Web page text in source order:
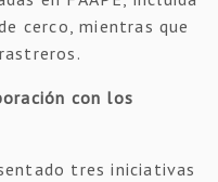
cerco, mientras que
con los
tres iniciativas